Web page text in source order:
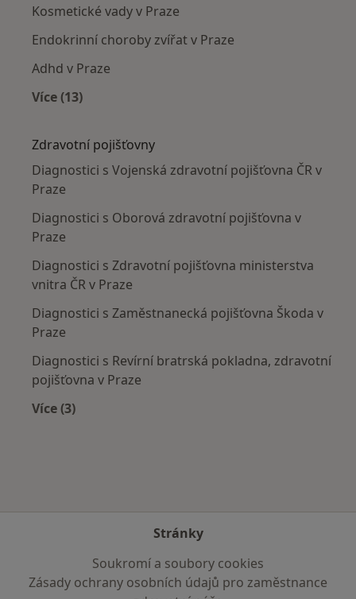
Kosmetické vady v Praze
Endokrinní choroby zvířat v Praze
Adhd v Praze
Více (13)
Zdravotní pojišťovny
Diagnostici s Vojenská zdravotní pojišťovna ČR v
Praze
Diagnostici s Oborová zdravotní pojišťovna v
Praze
Diagnostici s Zdravotní pojišťovna ministerstva
vnitra ČR v Praze
Diagnostici s Zaměstnanecká pojišťovna Škoda v
Praze
Diagnostici s Revírní bratrská pokladna, zdravotní
pojišťovna v Praze
Více (3)
Stránky
Soukromí a soubory cookies
Zásady ochrany osobních údajů pro zaměstnance